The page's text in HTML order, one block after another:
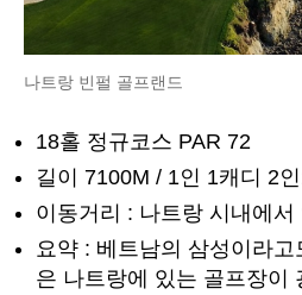
나트랑 빈펄 골프랜드
18홀 정규코스 PAR 72
길이 7100M / 1인 1캐디 2
이동거리 : 나트랑 시내에서
요약 : 베트남의 삼성이라
은 나트랑에 있는 골프장이